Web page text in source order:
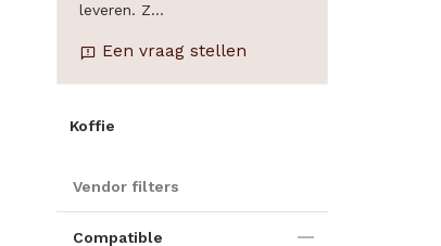
leveren. Z...
Een vraag stellen
Koffie
Vendor filters
Compatible